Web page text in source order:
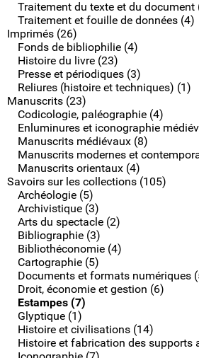
Traitement du texte et du document
Traitement et fouille de données (4)
Imprimés (26)
Fonds de bibliophilie (4)
Histoire du livre (23)
Presse et périodiques (3)
Reliures (histoire et techniques) (1)
Manuscrits (23)
Codicologie, paléographie (4)
Enluminures et iconographie
Manuscrits médiévaux (8)
Manuscrits modernes et
Manuscrits orientaux (4)
Savoirs sur les collections (105)
Archéologie (5)
Archivistique (3)
Arts du spectacle (2)
Bibliographie (3)
Bibliothéconomie (4)
Cartographie (5)
Documents et formats numériques
Droit, économie et gestion (6)
Estampes (7)
Glyptique (1)
Histoire et civilisations (14)
Histoire et fabrication des supports